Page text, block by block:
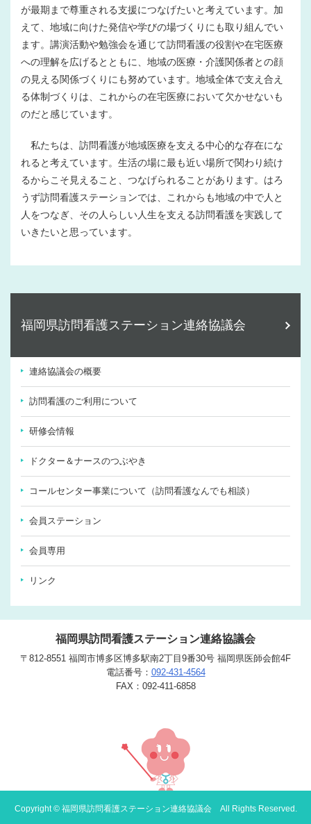
福岡県訪問看護ステーション連絡協議会
連絡協議会の概要
訪問看護のご利用について
研修会情報
ドクター＆ナースのつぶやき
コールセンター事業について（訪問看護なんでも相談）
会員ステーション
会員専用
リンク
が最期まで尊重される支援につなげたいと考えています。加
えて、地域に向けた発信や学びの場づくりにも取り組んでい
ます。講演活動や勉強会を通じて訪問看護の役割や在宅医療
への理解を広げるとともに、地域の医療・介護関係者との顔
の見える関係づくりにも努めています。地域全体で支え合え
る体制づくりは、これからの在宅医療において欠かせないも
のだと感じています。
私たちは、訪問看護が地域医療を支える中心的な存在にな
れると考えています。生活の場に最も近い場所で関わり続け
るからこそ見えること、つなげられることがあります。はろ
うず訪問看護ステーションでは、これからも地域の中で人と
人をつなぎ、その人らしい人生を支える訪問看護を実践して
いきたいと思っています。
福岡県訪問看護ステーション連絡協議会
〒812-8551 福岡市博多区博多駅南2丁目9番30号 福岡県医師会館4F
電話番号： 092-431-4564
FAX：092-411-6858
Copyright © 福岡県訪問看護ステーション連絡協議会 All Rights Reserved.